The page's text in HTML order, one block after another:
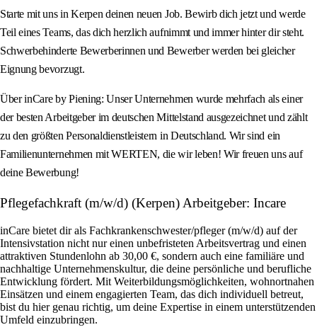
Starte mit uns in Kerpen deinen neuen Job. Bewirb dich jetzt und werde
Teil eines Teams, das dich herzlich aufnimmt und immer hinter dir steht.
Schwerbehinderte Bewerberinnen und Bewerber werden bei gleicher
Eignung bevorzugt.
Über inCare by Piening: Unser Unternehmen wurde mehrfach als einer
der besten Arbeitgeber im deutschen Mittelstand ausgezeichnet und zählt
zu den größten Personaldienstleistern in Deutschland. Wir sind ein
Familienunternehmen mit WERTEN, die wir leben! Wir freuen uns auf
deine Bewerbung!
Pflegefachkraft (m/w/d) (Kerpen) Arbeitgeber: Incare
inCare bietet dir als Fachkrankenschwester/pfleger (m/w/d) auf der
Intensivstation nicht nur einen unbefristeten Arbeitsvertrag und einen
attraktiven Stundenlohn ab 30,00 €, sondern auch eine familiäre und
nachhaltige Unternehmenskultur, die deine persönliche und berufliche
Entwicklung fördert. Mit Weiterbildungsmöglichkeiten, wohnortnahen
Einsätzen und einem engagierten Team, das dich individuell betreut,
bist du hier genau richtig, um deine Expertise in einem unterstützenden
Umfeld einzubringen.